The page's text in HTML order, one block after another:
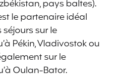
pays baltes).
le partenaire idéal
sur le
Pékin, Vladivostok ou
sur le
Oulan-Bator.